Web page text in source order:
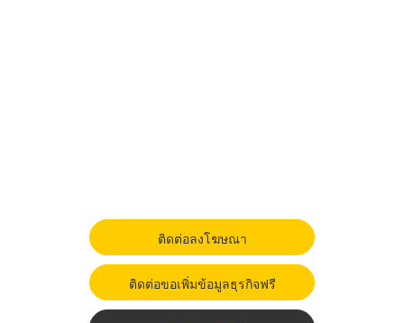
ติดต่อลงโฆษณา
ติดต่อขอเพิ่มข้อมูลธุรกิจฟรี